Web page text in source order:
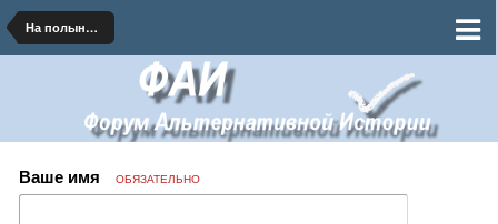
На полынных тропинках далеких планет
Ваше имя ОБЯЗАТЕЛЬНО